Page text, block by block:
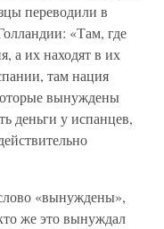
переводили в
«Там, где
а их находят в их
там нация
вынуждены
деньги у испанцев,
«вынуждены»,
же это вынуждал